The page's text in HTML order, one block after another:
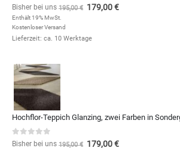
0 out of 5
Bisher bei uns 195,00€ 179,00€
Enthält 19% MwSt.
Kostenloser Versand
Lieferzeit: ca. 10 Werktage
0out of 5
Bisher bei uns 195,00€ 179,00€